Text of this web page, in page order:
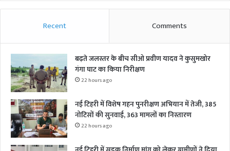
Recent Comments
बढ़ते जलस्तर के बीच सीओ प्रवीण यादव ने कुसुमखोर
गंगा घाट का किया निरीक्षण
22 hours ago
नई टिहरी में विशेष गहन पुनरीक्षण अभियान में तेजी, 385
नोटिसों की सुनवाई, 363 मामलों का निस्तारण
22 hours ago